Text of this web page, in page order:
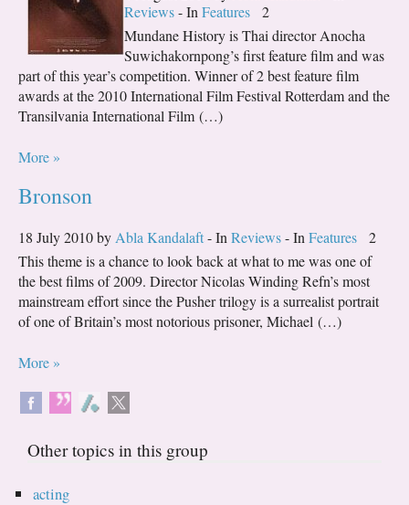
Reviews- In Features
2
Mundane History is Thai director Anocha
Suwichakornpong’s first feature film and was
part of this year’s competition. Winner of 2 best feature film
awards at the 2010 International Film Festival Rotterdam and the
Transilvania International Film (…)
More »
Bronson
18 July 2010 by Abla Kandalaft- In Reviews- In Features
2
This theme is a chance to look back at what to me was one of
the best films of 2009. Director Nicolas Winding Refn’s most
mainstream effort since the Pusher trilogy is a surrealist portrait
of one of Britain’s most notorious prisoner, Michael (…)
More »
Other topics in this group
acting